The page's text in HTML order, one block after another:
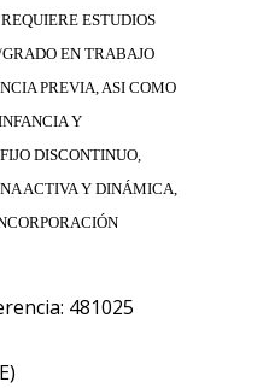
REQUIERE ESTUDIOS
EN TRABAJO
PREVIA, ASI COMO
Y
DISCONTINUO,
ACTIVA Y DINÁMICA,
481025